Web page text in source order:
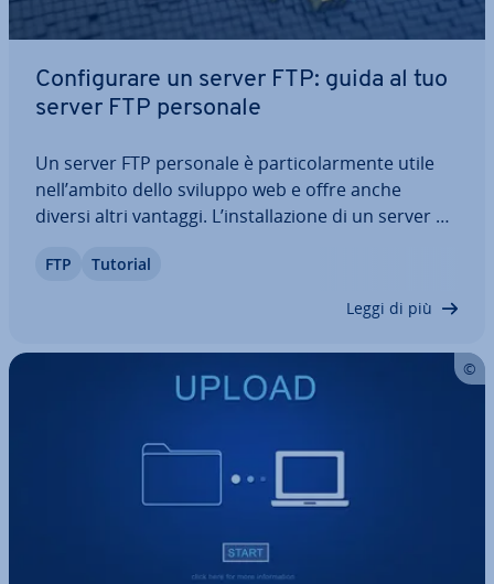
Con­fi­gu­ra­re un server FTP: guida al tuo
server FTP personale
Un server FTP personale è par­ti­co­lar­men­te utile
nell’ambito dello sviluppo web e offre anche
diversi altri vantaggi. L’in­stal­la­zio­ne di un server di
ca­ta? Niente paura: ti mostriamo qui come con­fi­
FTP Tutorial
Leggi di più